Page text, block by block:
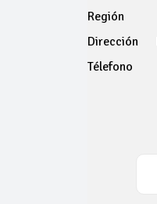
Región
Dirección
Télefono